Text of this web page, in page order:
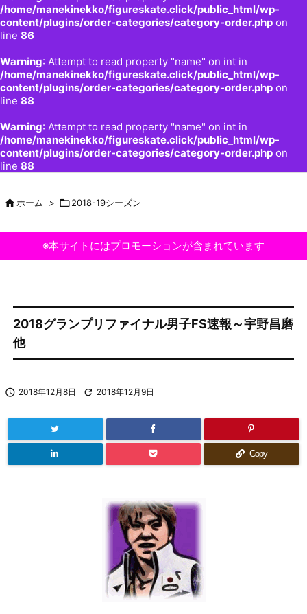
/home/manekinekko/figureskate.click/public_html/wp-
content/plugins/order-categories/category-order.php on
line 86
Warning: Attempt to read property "name" on int in
/home/manekinekko/figureskate.click/public_html/wp-
content/plugins/order-categories/category-order.php on
line 88
Warning: Attempt to read property "name" on int in
/home/manekinekko/figureskate.click/public_html/wp-
content/plugins/order-categories/category-order.php on
line 88
ホーム > 2018-19シーズン
※本サイトにはプロモーションが含まれています
2018グランプリファイナル男子FS速報～宇野昌磨
他
 2018年12月8日  2018年12月9日
Copy